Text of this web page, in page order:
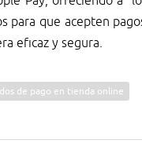
para que acepten
eficaz y segura.
de pago en tienda online